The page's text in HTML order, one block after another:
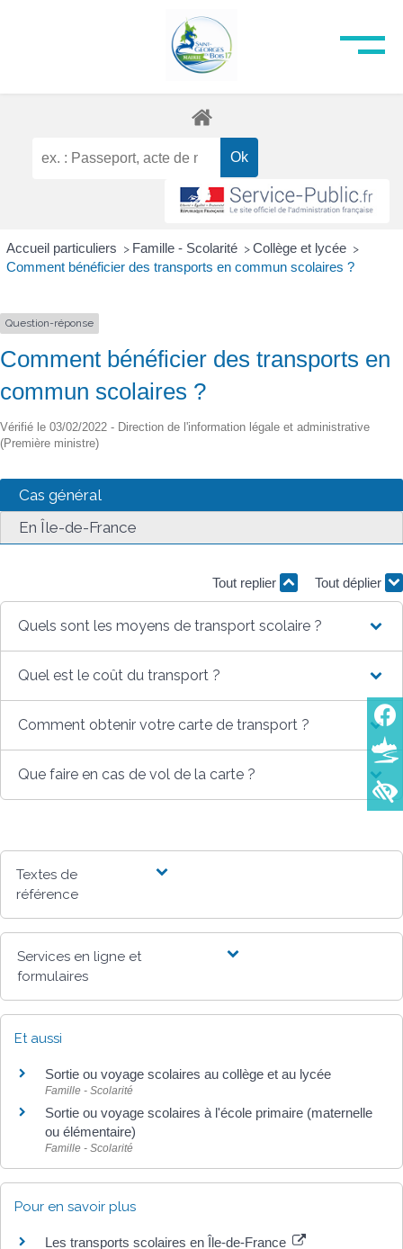
Accueil particuliers > Famille - Scolarité > Collège et lycée >
Comment bénéficier des transports en commun scolaires ?
Question-réponse
Comment bénéficier des transports en
commun scolaires ?
Vérifié le 03/02/2022 - Direction de l'information légale et administrative
(Première ministre)
Cas général
En Île-de-France
Tout replier Tout déplier
Quels sont les moyens de transport scolaire ?
Quel est le coût du transport ?
Comment obtenir votre carte de transport ?
Que faire en cas de vol de la carte ?
Textes de
référence
Services en ligne et
formulaires
Et aussi
Sortie ou voyage scolaires au collège et au lycée
Famille - Scolarité
Sortie ou voyage scolaires à l'école primaire (maternelle
ou élémentaire)
Famille - Scolarité
Pour en savoir plus
Les transports scolaires en Île-de-France